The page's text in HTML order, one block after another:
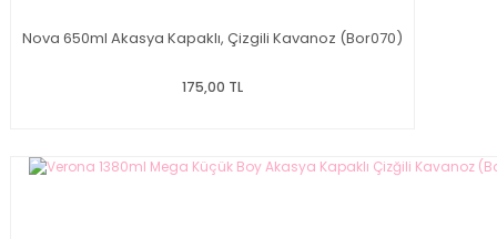
Nova 650ml Akasya Kapaklı, Çizgili Kavanoz (Bor070)
175,00 TL